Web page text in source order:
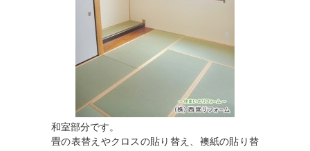
和室部分です。
畳の表替えやクロスの貼り替え、襖紙の貼り替